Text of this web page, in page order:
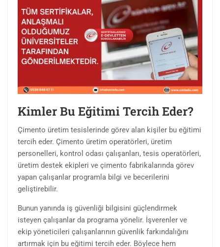
Kimler Bu Eğitimi Tercih Eder?
Çimento üretim tesislerinde görev alan kişiler bu eğitimi
tercih eder. Çimento üretim operatörleri, üretim
personelleri, kontrol odası çalışanları, tesis operatörleri,
üretim destek ekipleri ve çimento fabrikalarında görev
yapan çalışanlar programla bilgi ve becerilerini
geliştirebilir.
Bunun yanında iş güvenliği bilgisini güçlendirmek
isteyen çalışanlar da programa yönelir. İşverenler ve
ekip yöneticileri çalışanlarının güvenlik farkındalığını
artırmak için bu eğitimi tercih eder. Böylece hem